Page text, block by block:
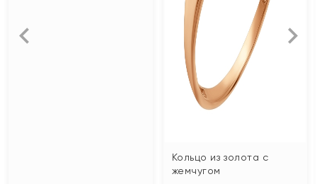
Кольцо из золота с
жемчугом